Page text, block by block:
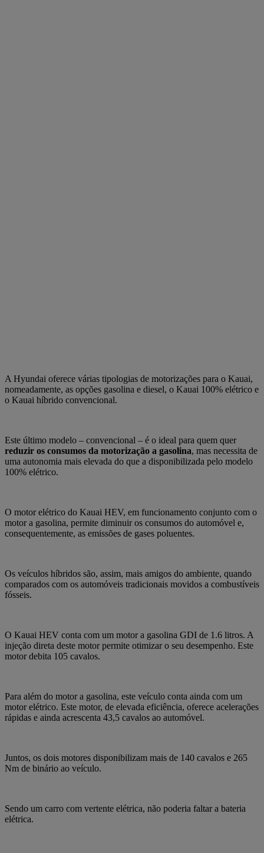
A Hyundai oferece várias tipologias de motorizações para o Kauai,
nomeadamente, as opções gasolina e diesel, o Kauai 100% elétrico e
o Kauai híbrido convencional.
Este último modelo – convencional – é o ideal para quem quer
reduzir os consumos da motorização a gasolina, mas necessita de
uma autonomia mais elevada do que a disponibilizada pelo modelo
100% elétrico.
O motor elétrico do Kauai HEV, em funcionamento conjunto com o
motor a gasolina, permite diminuir os consumos do automóvel e,
consequentemente, as emissões de gases poluentes.
Os veículos híbridos são, assim, mais amigos do ambiente, quando
comparados com os automóveis tradicionais movidos a combustíveis
fósseis.
O Kauai HEV conta com um motor a gasolina GDI de 1.6 litros. A
injeção direta deste motor permite otimizar o seu desempenho. Este
motor debita 105 cavalos.
Para além do motor a gasolina, este veículo conta ainda com um
motor elétrico. Este motor, de elevada eficiência, oferece acelerações
rápidas e ainda acrescenta 43,5 cavalos ao automóvel.
Juntos, os dois motores disponibilizam mais de 140 cavalos e 265
Nm de binário ao veículo.
Sendo um carro com vertente elétrica, não poderia faltar a bateria
elétrica.